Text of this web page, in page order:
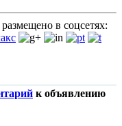
размещено в соцсетях:
к объявлению